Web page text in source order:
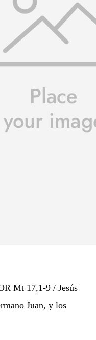
Mt 17,1-9 / Jesús
Juan, y los